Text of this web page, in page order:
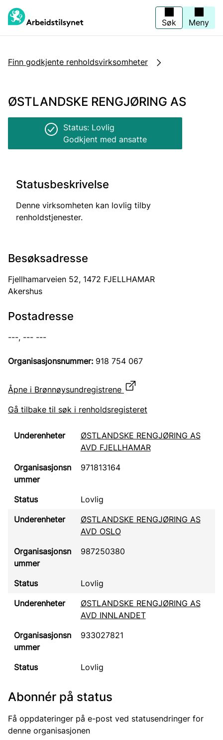
main
content
Søk Meny
Finn godkjente renholdsvirksomheter
ØSTLANDSKE RENGJØRING AS
Status: Lovlig
Godkjent med ansatte
Statusbeskrivelse
Denne virksomheten kan lovlig tilby
renholdstjenester.
Besøksadresse
Fjellhamarveien 52, 1472 FJELLHAMAR
Akershus
Postadresse
---, --- ---
Organisasjonsnummer: 918 754 067
Åpne i Brønnøysundregistrene
Gå tilbake til søk i renholdsregisteret
ØSTLANDSKE RENGJØRING AS
AVD FJELLHAMAR
971813164
Lovlig
ØSTLANDSKE RENGJØRING AS
AVD OSLO
987250380
Lovlig
ØSTLANDSKE RENGJØRING AS
AVD INNLANDET
933027821
Lovlig
Abonnér på status
Få oppdateringer på e-post ved statusendringer for
denne organisasjonen